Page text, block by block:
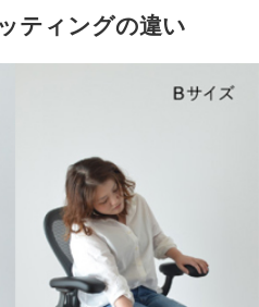
ティングの違い